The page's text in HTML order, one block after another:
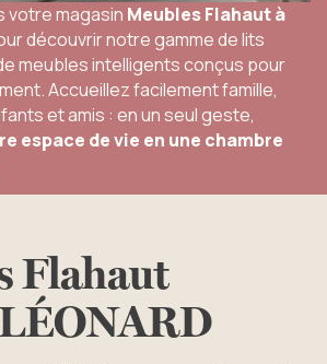
votre magasin Meubles Flahaut à
découvrir notre gamme de lits
meubles intelligents conçus pour
Accueillez facilement famille,
et amis : en un seul geste,
espace de vie en une chambre
Flahaut